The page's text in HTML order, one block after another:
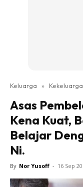
Keluarga »
Asas
Kena Kuat,
Belajar
Ni.
By Nor Yusoff - 16 Sep